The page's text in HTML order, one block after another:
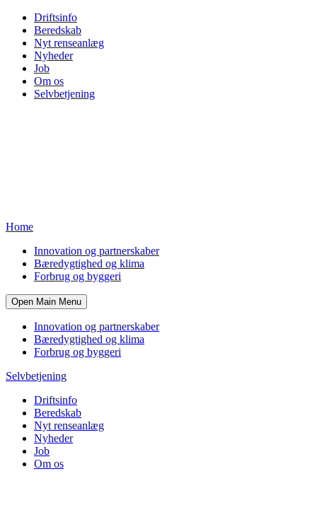
Driftsinfo
Beredskab
Nyt renseanlæg
Nyheder
Job
Om os
Selvbetjening
Home
Innovation og partnerskaber
Bæredygtighed og klima
Forbrug og byggeri
Open Main Menu
Innovation og partnerskaber
Bæredygtighed og klima
Forbrug og byggeri
Selvbetjening
Driftsinfo
Beredskab
Nyt renseanlæg
Nyheder
Job
Om os